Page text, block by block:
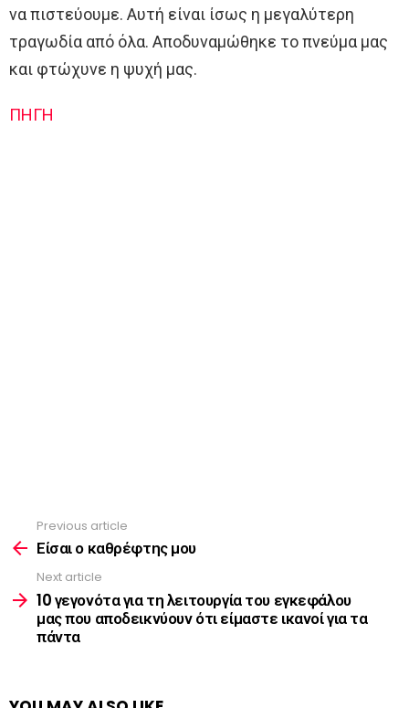
να πιστεύουμε. Αυτή είναι ίσως η μεγαλύτερη
τραγωδία από όλα. Αποδυναμώθηκε το πνεύμα μας
και φτώχυνε η ψυχή μας.
ΠΗΓΗ
more
Previous article
Είσαι ο καθρέφτης μου
Next article
10 γεγονότα για τη λειτουργία του εγκεφάλου
μας που αποδεικνύουν ότι είμαστε ικανοί για τα
πάντα